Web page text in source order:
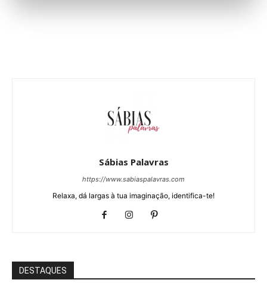
Sábias Palavras
https://www.sabiaspalavras.com
Relaxa, dá largas à tua imaginação, identifica-te!
DESTAQUES